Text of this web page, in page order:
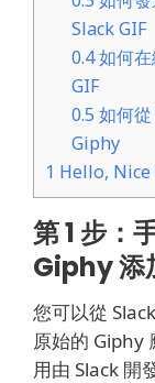
Slack GIF
0.4如何在
GIF
0.5 如何
Giphy
1 Hello,
第 1 步：
Giphy 添
您可以從
原始的 Giphy
用由 Slack 開